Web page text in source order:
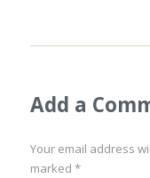
Add a
Your email address
marked *